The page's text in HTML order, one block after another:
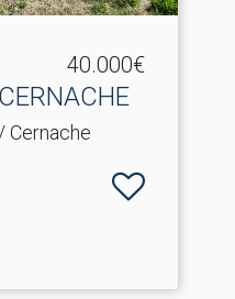
40.000€
Cernache